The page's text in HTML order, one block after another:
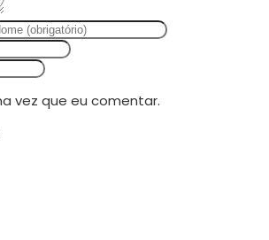
vez que eu comentar.